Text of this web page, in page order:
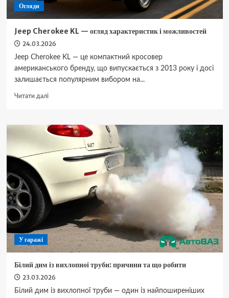
Огляди
Jeep Cherokee KL — огляд характеристик і можливостей
24.03.2026
Jeep Cherokee KL — це компактний кросовер
американського бренду, що випускається з 2013 року і досі
залишається популярним вибором на...
Читати даліДокладніше
Cherokee
KL
огляд
характеристик
можливостей
У гаражі
Білий дим із вихлопної труби: причини та що робити
23.03.2026
Білий дим із вихлопної труби — один із найпоширеніших